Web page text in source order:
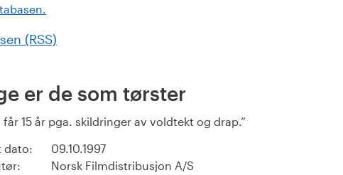
(RSS)
er de som tørster
får 15 år pga. skildringer av voldtekt og drap.
dato:
09.10.1997
Norsk Filmdistribusjon A/S